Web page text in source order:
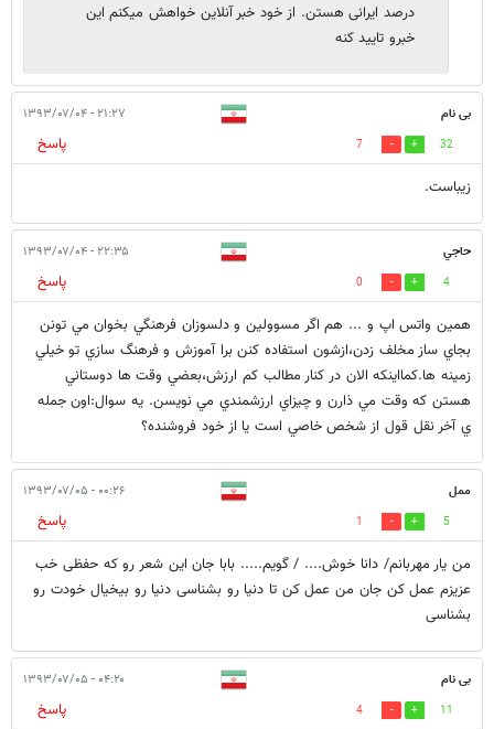
درصد ایرانی هستن. از خود خبر آنلاین خواهش میکنم این
خبرو تایید کنه
بی نام ۲۱:۲۷ - ۱۳۹۳/۰۷/۰۴
32
7
پاسخ
زیباست.
حاجي ۲۲:۳۵ - ۱۳۹۳/۰۷/۰۴
4
0
پاسخ
همين واتس اپ و ... هم اگر مسوولين و دلسوزان فرهنگي بخوان مي تونن
بجاي ساز مخلف زدن،ازشون استفاده كنن برا آموزش و فرهنگ سازي تو خيلي
زمينه ها.كمااينكه الان در كنار مطالب كم ارزش،بعضي وقت ها دوستاني
هستن كه وقت مي ذارن و چيزاي ارزشمندي مي نويسن. يه سوال:اون جمله
ي آخر نقل قول از شخص خاصي است يا از خود فروشنده؟
ممل ۰۰:۲۶ - ۱۳۹۳/۰۷/۰۵
5
1
پاسخ
من یار مهربانم/ دانا خوش.... / گویم..... بابا جان این شعر رو که حفظی خب
عزیزم عمل کن جان من عمل کن تا دنیا رو بشناسی دنیا رو بیخیال خودت رو
بشناسی
بی نام ۰۴:۲۰ - ۱۳۹۳/۰۷/۰۵
11
4
پاسخ